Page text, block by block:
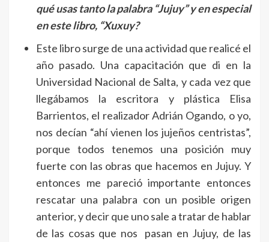
qué usas tanto la palabra “Jujuy” y en especial
en este libro, “Xuxuy?
Este libro surge de una actividad que realicé el
año pasado. Una capacitación que di en la
Universidad Nacional de Salta, y cada vez que
llegábamos la escritora y plástica Elisa
Barrientos, el realizador Adrián Ogando, o yo,
nos decían “ahí vienen los jujeños centristas”,
porque todos tenemos una posición muy
fuerte con las obras que hacemos en Jujuy. Y
entonces me pareció importante entonces
rescatar una palabra con un posible origen
anterior, y decir que uno sale a tratar de hablar
de las cosas que nos pasan en Jujuy, de las